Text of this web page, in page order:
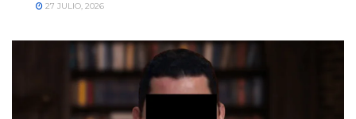
27 JULIO, 2026